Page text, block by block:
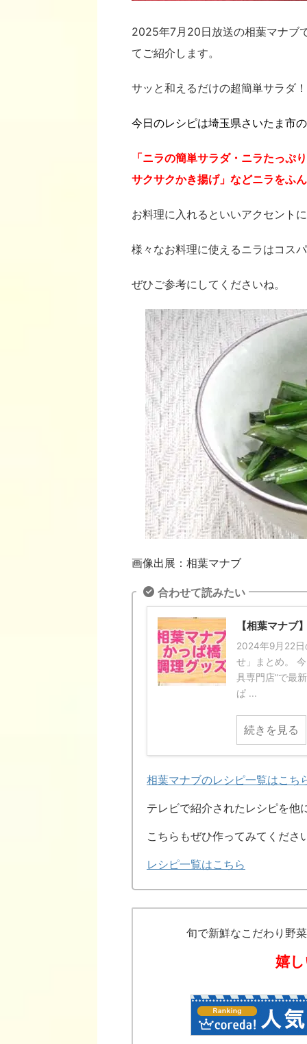
2025年7月20日放送の相葉マナブ
てご紹介します。
サッと和えるだけの超簡単サラダ！
今日のレシピは埼玉県さいたま市
「ニラの簡単サラダ・ニラたっぷ
サクサクかき揚げ」などニラをふ
お料理に入れるといいアクセント
様々なお料理に使えるニラはコス
ぜひご参考にしてくださいね。
画像出展：相葉マナブ
合わせて読みたい
【相葉マナブ
2024年9月22日
せ」まとめ。
具専門店”で最
ぱ ...
続きを見る
相葉マナブのレシピ一覧はこち
テレビで紹介されたレシピを他
こちらもぜひ作ってみてくださ
レシピ一覧はこちら
旬で新鮮なこだわり野
嬉